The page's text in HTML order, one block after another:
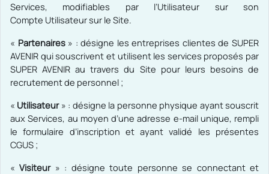
Services, modifiables par l’Utilisateur sur son
Compte Utilisateur sur le Site.
« Partenaires» : désigne les entreprises clientes de SUPER
AVENIR qui souscrivent et utilisent les services proposés par
SUPER AVENIR au travers du Site pour leurs besoins de
recrutement de personnel ;
« Utilisateur» : désigne la personne physique ayant souscrit
aux Services, au moyen d’une adresse e-mail unique, rempli
le formulaire d’inscription et ayant validé les présentes
CGUS ;
«Visiteur» : désigne toute personne se connectant et